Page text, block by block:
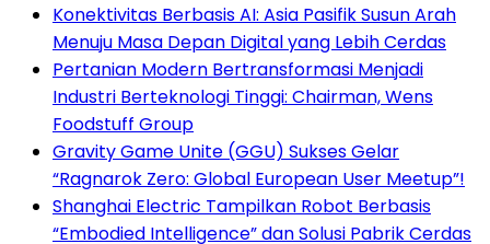
Konektivitas Berbasis AI: Asia Pasifik Susun Arah
Menuju Masa Depan Digital yang Lebih Cerdas
Pertanian Modern Bertransformasi Menjadi
Industri Berteknologi Tinggi: Chairman, Wens
Foodstuff Group
Gravity Game Unite (GGU) Sukses Gelar
“Ragnarok Zero: Global European User Meetup”!
Shanghai Electric Tampilkan Robot Berbasis
“Embodied Intelligence” dan Solusi Pabrik Cerdas